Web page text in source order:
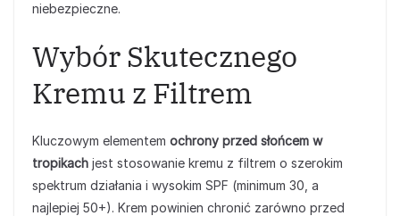
niebezpieczne.
Wybór Skutecznego
Kremu z Filtrem
Kluczowym elementem ochrony przed słońcem w
tropikach jest stosowanie kremu z filtrem o szerokim
spektrum działania i wysokim SPF (minimum 30, a
najlepiej 50+). Krem powinien chronić zarówno przed